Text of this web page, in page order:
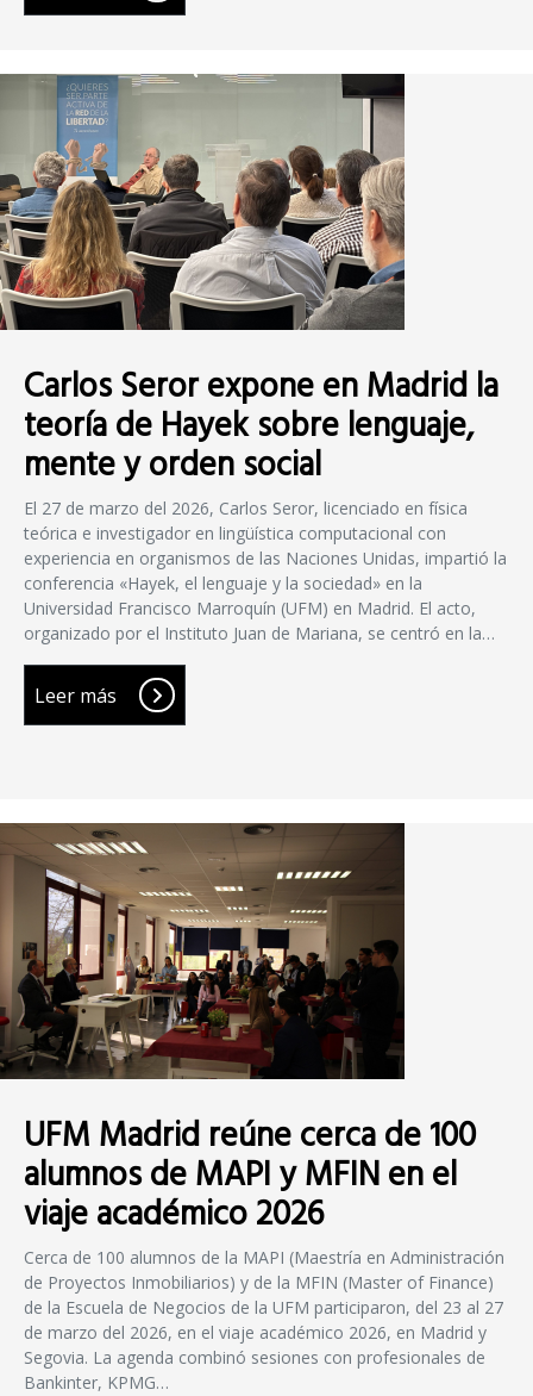
Carlos Seror expone en Madrid la
teoría de Hayek sobre lenguaje,
mente y orden social
El 27 de marzo del 2026, Carlos Seror, licenciado en física
teórica e investigador en lingüística computacional con
experiencia en organismos de las Naciones Unidas, impartió la
conferencia «Hayek, el lenguaje y la sociedad» en la
Universidad Francisco Marroquín (UFM) en Madrid. El acto,
organizado por el Instituto Juan de Mariana, se centró en la…
Leer más
UFM Madrid reúne cerca de 100
alumnos de MAPI y MFIN en el
viaje académico 2026
Cerca de 100 alumnos de la MAPI (Maestría en Administración
de Proyectos Inmobiliarios) y de la MFIN (Master of Finance)
de la Escuela de Negocios de la UFM participaron, del 23 al 27
de marzo del 2026, en el viaje académico 2026, en Madrid y
Segovia. La agenda combinó sesiones con profesionales de
Bankinter, KPMG…